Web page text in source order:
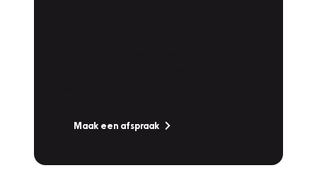
Maak een afspraak